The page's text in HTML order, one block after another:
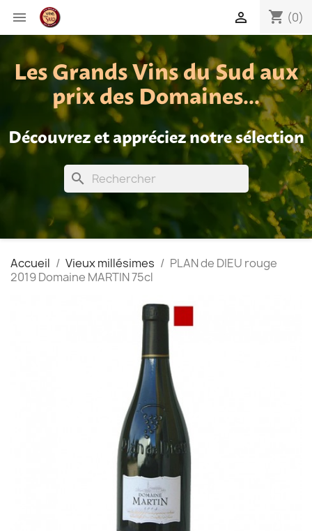
 shopping_cart (0)

Les Grands Vins du Sud aux
prix des Domaines...
Découvrez et appréciez notre sélection
search
Accueil Vieux millésimes
PLAN de DIEU rouge
2019 Domaine MARTIN 75cl